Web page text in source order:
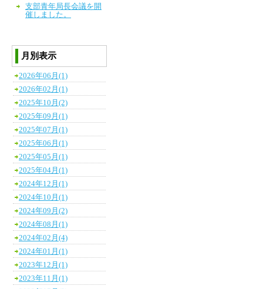
支部青年局長会議を開
催しました。
月別表示
2026年06月(1)
2026年02月(1)
2025年10月(2)
2025年09月(1)
2025年07月(1)
2025年06月(1)
2025年05月(1)
2025年04月(1)
2024年12月(1)
2024年10月(1)
2024年09月(2)
2024年08月(1)
2024年02月(4)
2024年01月(1)
2023年12月(1)
2023年11月(1)